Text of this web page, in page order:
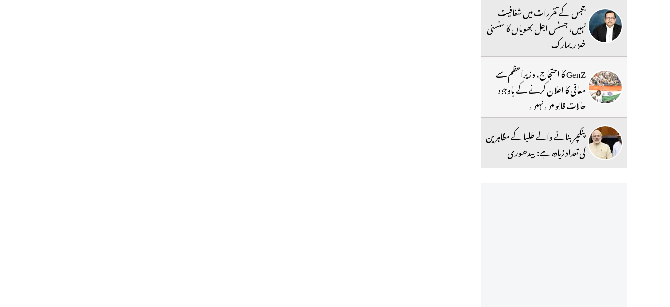
ججس کے تقررات میں شفافیت
نہیں، جسٹس اجل بھویاں کا سنسنی
خیز ریمارک
GenZ کا احتجاج، وزیراعظم سے
معافی کا اعلان کرنے کے باوجود
حالات قابو میں نہیں
پنکچر بنانے والے طلبا کے مظاہرین
کی تعداد زیادہ ہے: بیدھوری